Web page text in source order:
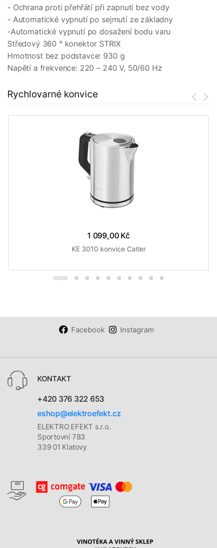
- Ochrana proti přehřátí při zapnutí bez vody
- Automatické vypnutí po sejmutí ze základny
-Automatické vypnutí po dosažení bodu varu
Středový 360 ° konektor STRIX
Hmotnost bez podstavce: 930 g
Napětí a frekvence: 220 – 240 V, 50/60 Hz
Rychlovarné konvice
1 099,00 Kč
KE 3010 konvice Catler
Facebook Instagram
KONTAKT
+420 376 322 653
eshop@elektroefekt.cz
ELEKTRO EFEKT s.r.o.
Sportovní 783
339 01 Klatovy